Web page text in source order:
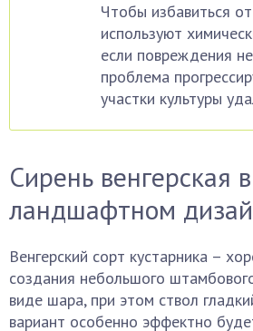
Чтобы избавиться
используют
если повреждения
проблема
участки культуры
Сирень венгерская в
ландшафтном
Венгерский сорт кустарника –
создания небольшого
виде шара, при этом ствол
вариант особенно эффектно